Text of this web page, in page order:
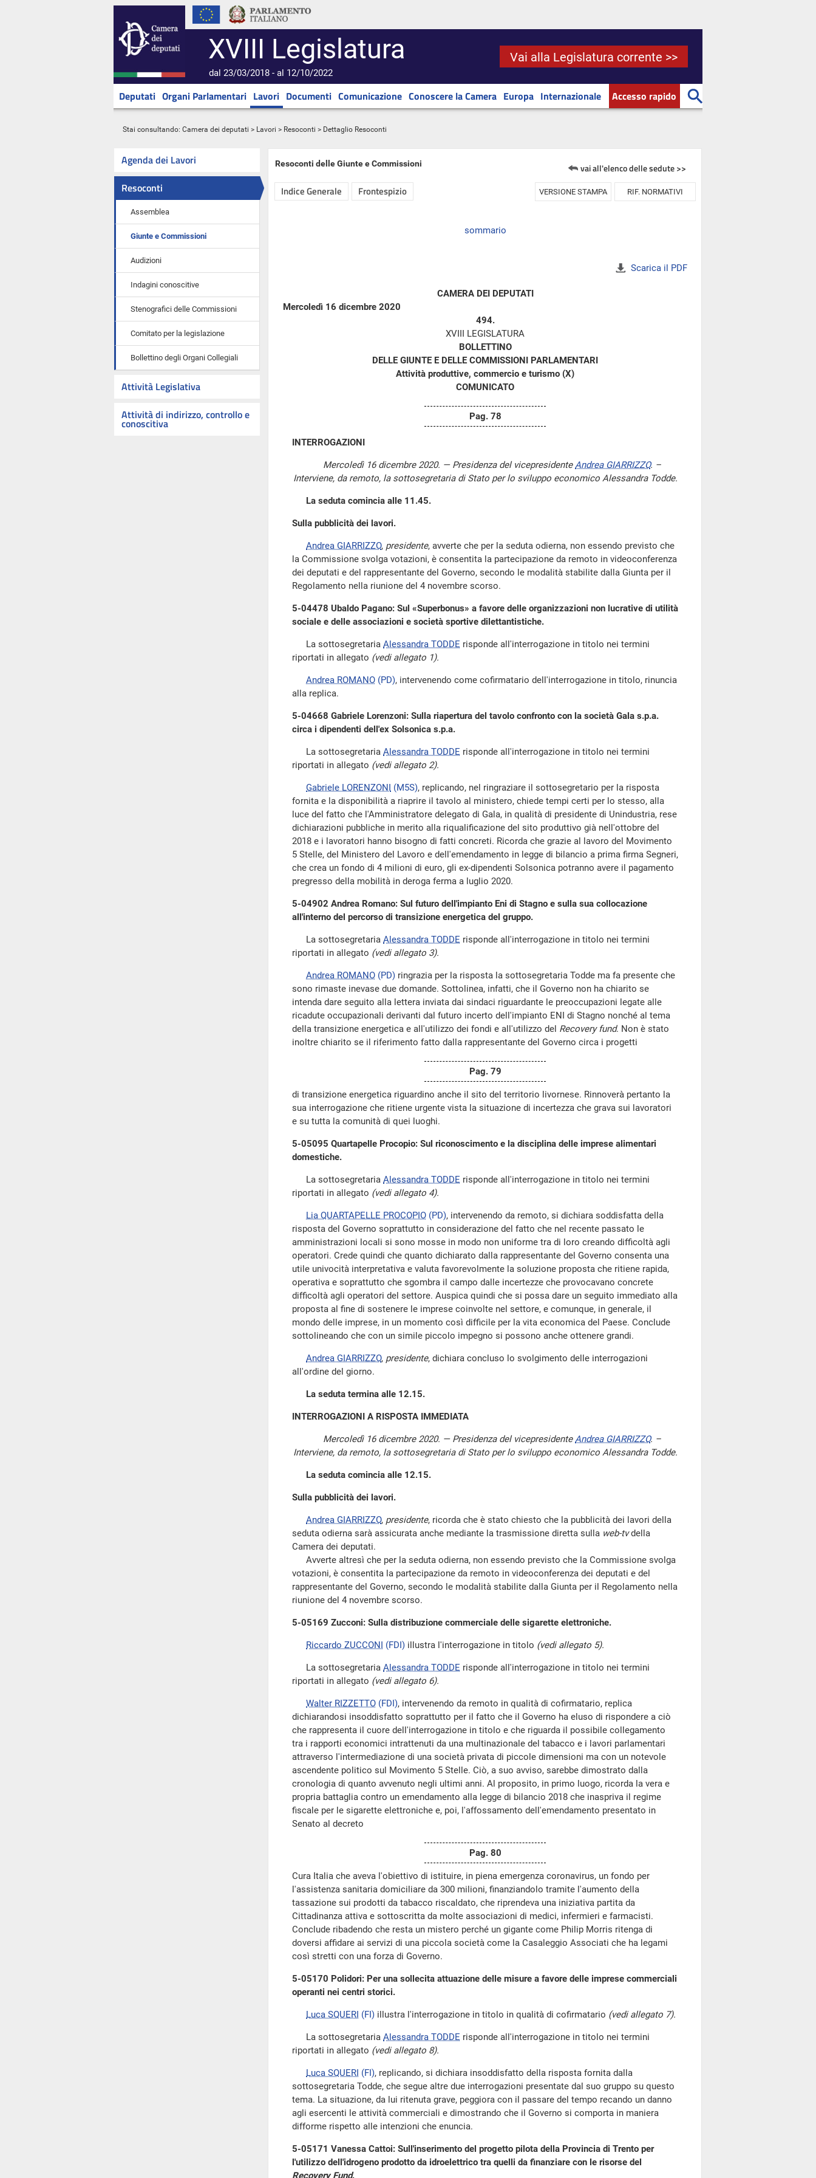
XVIII Legislatura
dal 23/03/2018 - al 12/10/2022
Vai alla Legislatura corrente >>
Deputati Organi Parlamentari Lavori Documenti Comunicazione Conoscere la Camera Europa Internazionale Accesso rapido
Stai consultando: Camera dei deputati > Lavori > Resoconti > Dettaglio Resoconti
Agenda dei Lavori
Resoconti
Assemblea
Giunte e Commissioni
Audizioni
Indagini conoscitive
Stenografici delle Commissioni
Comitato per la legislazione
Bollettino degli Organi Collegiali
Attività Legislativa
Attività di indirizzo, controllo e
conoscitiva
Resoconti delle Giunte e Commissioni vai all'elenco delle sedute >>
Indice Generale Frontespizio VERSIONE STAMPA RIF. NORMATIVI
sommario
Scarica il PDF
CAMERA DEI DEPUTATI
Mercoledì 16 dicembre 2020
494.
XVIII LEGISLATURA
BOLLETTINO
DELLE GIUNTE E DELLE COMMISSIONI PARLAMENTARI
Attività produttive, commercio e turismo (X)
COMUNICATO
Pag. 78
INTERROGAZIONI
Mercoledì 16 dicembre 2020. — Presidenza del vicepresidenteAndrea GIARRIZZO. –
Interviene, da remoto, la sottosegretaria di Stato per lo sviluppo economico Alessandra Todde.
La seduta comincia alle 11.45.
Sulla pubblicità dei lavori.
Andrea GIARRIZZO, presidente, avverte che per la seduta odierna, non essendo previsto che
la Commissione svolga votazioni, è consentita la partecipazione da remoto in videoconferenza
dei deputati e del rappresentante del Governo, secondo le modalità stabilite dalla Giunta per il
Regolamento nella riunione del 4 novembre scorso.
5-04478 Ubaldo Pagano: Sul «Superbonus» a favore delle organizzazioni non lucrative di utilità
sociale e delle associazioni e società sportive dilettantistiche.
La sottosegretaria Alessandra TODDE risponde all'interrogazione in titolo nei termini
riportati in allegato (vedi allegato 1).
Andrea ROMANO (PD), intervenendo come cofirmatario dell'interrogazione in titolo, rinuncia
alla replica.
5-04668 Gabriele Lorenzoni: Sulla riapertura del tavolo confronto con la società Gala s.p.a.
circa i dipendenti dell'ex Solsonica s.p.a.
La sottosegretaria Alessandra TODDE risponde all'interrogazione in titolo nei termini
riportati in allegato (vedi allegato 2).
Gabriele LORENZONI (M5S), replicando, nel ringraziare il sottosegretario per la risposta
fornita e la disponibilità a riaprire il tavolo al ministero, chiede tempi certi per lo stesso, alla
luce del fatto che l'Amministratore delegato di Gala, in qualità di presidente di Unindustria, rese
dichiarazioni pubbliche in merito alla riqualificazione del sito produttivo già nell'ottobre del
2018 e i lavoratori hanno bisogno di fatti concreti. Ricorda che grazie al lavoro del Movimento
5 Stelle, del Ministero del Lavoro e dell'emendamento in legge di bilancio a prima firma Segneri,
che crea un fondo di 4 milioni di euro, gli ex-dipendenti Solsonica potranno avere il pagamento
pregresso della mobilità in deroga ferma a luglio 2020.
5-04902 Andrea Romano: Sul futuro dell'impianto Eni di Stagno e sulla sua collocazione
all'interno del percorso di transizione energetica del gruppo.
La sottosegretaria Alessandra TODDE risponde all'interrogazione in titolo nei termini
riportati in allegato (vedi allegato 3).
Andrea ROMANO (PD) ringrazia per la risposta la sottosegretaria Todde ma fa presente che
sono rimaste inevase due domande. Sottolinea, infatti, che il Governo non ha chiarito se
intenda dare seguito alla lettera inviata dai sindaci riguardante le preoccupazioni legate alle
ricadute occupazionali derivanti dal futuro incerto dell'impianto ENI di Stagno nonché al tema
della transizione energetica e all'utilizzo dei fondi e all'utilizzo del Recovery fund. Non è stato
inoltre chiarito se il riferimento fatto dalla rappresentante del Governo circa i progetti
Pag. 79
di transizione energetica riguardino anche il sito del territorio livornese. Rinnoverà pertanto la
sua interrogazione che ritiene urgente vista la situazione di incertezza che grava sui lavoratori
e su tutta la comunità di quei luoghi.
5-05095 Quartapelle Procopio: Sul riconoscimento e la disciplina delle imprese alimentari
domestiche.
La sottosegretaria Alessandra TODDE risponde all'interrogazione in titolo nei termini
riportati in allegato (vedi allegato 4).
Lia QUARTAPELLE PROCOPIO (PD), intervenendo da remoto, si dichiara soddisfatta della
risposta del Governo soprattutto in considerazione del fatto che nel recente passato le
amministrazioni locali si sono mosse in modo non uniforme tra di loro creando difficoltà agli
operatori. Crede quindi che quanto dichiarato dalla rappresentante del Governo consenta una
utile univocità interpretativa e valuta favorevolmente la soluzione proposta che ritiene rapida,
operativa e soprattutto che sgombra il campo dalle incertezze che provocavano concrete
difficoltà agli operatori del settore. Auspica quindi che si possa dare un seguito immediato alla
proposta al fine di sostenere le imprese coinvolte nel settore, e comunque, in generale, il
mondo delle imprese, in un momento così difficile per la vita economica del Paese. Conclude
sottolineando che con un simile piccolo impegno si possono anche ottenere grandi.
Andrea GIARRIZZO, presidente, dichiara concluso lo svolgimento delle interrogazioni
all'ordine del giorno.
La seduta termina alle 12.15.
INTERROGAZIONI A RISPOSTA IMMEDIATA
Mercoledì 16 dicembre 2020. — Presidenza del vicepresidenteAndrea GIARRIZZO. –
Interviene, da remoto, la sottosegretaria di Stato per lo sviluppo economico Alessandra Todde.
La seduta comincia alle 12.15.
Sulla pubblicità dei lavori.
Andrea GIARRIZZO, presidente, ricorda che è stato chiesto che la pubblicità dei lavori della
seduta odierna sarà assicurata anche mediante la trasmissione diretta sulla web-tvdella
Camera dei deputati.
Avverte altresì che per la seduta odierna, non essendo previsto che la Commissione svolga
votazioni, è consentita la partecipazione da remoto in videoconferenza dei deputati e del
rappresentante del Governo, secondo le modalità stabilite dalla Giunta per il Regolamento nella
riunione del 4 novembre scorso.
5-05169 Zucconi: Sulla distribuzione commerciale delle sigarette elettroniche.
Riccardo ZUCCONI (FDI) illustra l'interrogazione in titolo (vedi allegato 5).
La sottosegretaria Alessandra TODDE risponde all'interrogazione in titolo nei termini
riportati in allegato (vedi allegato 6).
Walter RIZZETTO (FDI), intervenendo da remoto in qualità di cofirmatario, replica
dichiarandosi insoddisfatto soprattutto per il fatto che il Governo ha eluso di rispondere a ciò
che rappresenta il cuore dell'interrogazione in titolo e che riguarda il possibile collegamento
tra i rapporti economici intrattenuti da una multinazionale del tabacco e i lavori parlamentari
attraverso l'intermediazione di una società privata di piccole dimensioni ma con un notevole
ascendente politico sul Movimento 5 Stelle. Ciò, a suo avviso, sarebbe dimostrato dalla
cronologia di quanto avvenuto negli ultimi anni. Al proposito, in primo luogo, ricorda la vera e
propria battaglia contro un emendamento alla legge di bilancio 2018 che inaspriva il regime
fiscale per le sigarette elettroniche e, poi, l'affossamento dell'emendamento presentato in
Senato al decreto
Pag. 80
Cura Italia che aveva l'obiettivo di istituire, in piena emergenza coronavirus, un fondo per
l'assistenza sanitaria domiciliare da 300 milioni, finanziandolo tramite l'aumento della
tassazione sui prodotti da tabacco riscaldato, che riprendeva una iniziativa partita da
Cittadinanza attiva e sottoscritta da molte associazioni di medici, infermieri e farmacisti.
Conclude ribadendo che resta un mistero perché un gigante come Philip Morris ritenga di
doversi affidare ai servizi di una piccola società come la Casaleggio Associati che ha legami
così stretti con una forza di Governo.
5-05170 Polidori: Per una sollecita attuazione delle misure a favore delle imprese commerciali
operanti nei centri storici.
Luca SQUERI (FI) illustra l'interrogazione in titolo in qualità di cofirmatario (vedi allegato 7).
La sottosegretaria Alessandra TODDE risponde all'interrogazione in titolo nei termini
riportati in allegato (vedi allegato 8).
Luca SQUERI (FI), replicando, si dichiara insoddisfatto della risposta fornita dalla
sottosegretaria Todde, che segue altre due interrogazioni presentate dal suo gruppo su questo
tema. La situazione, da lui ritenuta grave, peggiora con il passare del tempo recando un danno
agli esercenti le attività commerciali e dimostrando che il Governo si comporta in maniera
difforme rispetto alle intenzioni che enuncia.
5-05171 Vanessa Cattoi: Sull'inserimento del progetto pilota della Provincia di Trento per
l'utilizzo dell'idrogeno prodotto da idroelettrico tra quelli da finanziare con le risorse del
Recovery Fund.